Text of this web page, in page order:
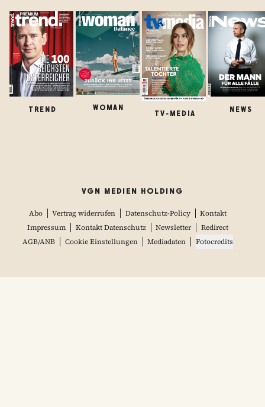
TREND WOMAN
TV-MEDIA
NEWS
VGN MEDIEN HOLDING
Abo Vertrag widerrufen Datenschutz-Policy
Kontakt
Impressum
Kontakt Datenschutz Newsletter
Redirect
AGB/ANB
Cookie Einstellungen Mediadaten Fotocredits